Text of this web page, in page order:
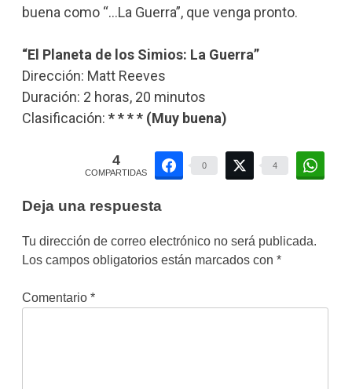
buena como “…La Guerra”, que venga pronto.
“El Planeta de los Simios: La Guerra”
Dirección: Matt Reeves
Duración: 2 horas, 20 minutos
Clasificación: * * * * (Muy buena)
4
COMPARTIDAS
0 4
Deja una respuesta
Tu dirección de correo electrónico no será publicada.
Los campos obligatorios están marcados con *
Comentario *